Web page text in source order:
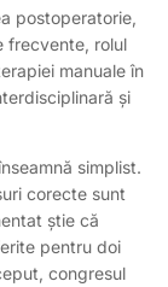
postoperatorie,
frecvente, rolul
manuale în
și
simplist.
corecte sunt
știe că
pentru doi
congresul